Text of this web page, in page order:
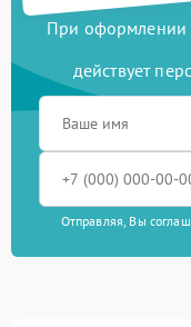
При оформлении
действует
Отправляя, Вы